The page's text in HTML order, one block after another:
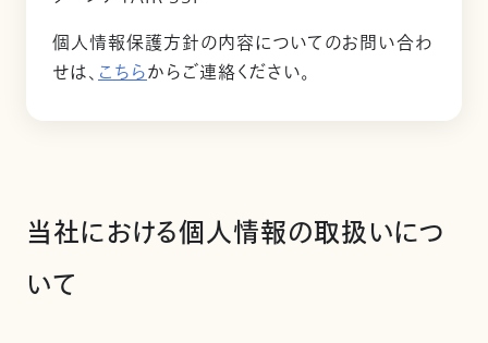
個人情報保護方針の内容についてのお問い合わ
せは、こちらからご連絡ください。
当社における個人情報の取扱いにつ
いて